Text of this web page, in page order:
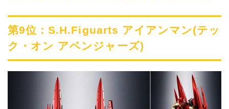
第9位：S.H.Figuarts アイアンマン(テッ
ク・オン アベンジャーズ)